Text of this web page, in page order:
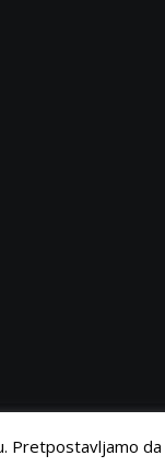
Pretpostavljamo